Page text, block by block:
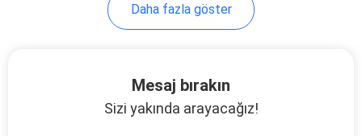
Hidrolik istasyon
Daha fazla göster
Mesaj bırakın
Sizi yakında arayacağız!